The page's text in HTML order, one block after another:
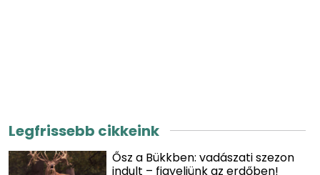
Legfrissebb cikkeink
Ősz a Bükkben: vadászati szezon
indult – figyeljünk az erdőben!